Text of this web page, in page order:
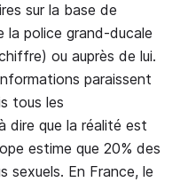
sur la base de
la police grand-ducale
ou auprès de lui.
paraissent
tous les
dire que la réalité est
estime que 20% des
sexuels. En France, le